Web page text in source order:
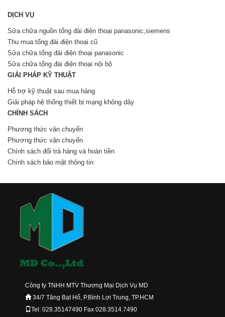
DỊCH VỤ
Sửa chữa nguồn tổng đài điện thoại panasonic,siemens
Thu mua tổng đài điện thoại cũ
Sửa chữa tổng đài điện thoại panasonic
Sửa chữa tổng đài điện thoại nội bộ
GIẢI PHÁP KỸ THUẬT
Hỗ trợ kỹ thuật sau mua hàng
Giải pháp hệ thống thiết bị mạng không dây
CHÍNH SÁCH
Phương thức vận chuyển
Phương thức vận chuyển
Chính sách đổi trả hàng và hoàn tiền
Chính sách bảo mật thông tin
Công ty TNHH MTV Thương Mại Dịch Vụ MD
34/7 Tăng Bạt Hổ, P.Bình Lợi Trung, TP.HCM
Tel: 028.35147490 Fax 028.3514.7490